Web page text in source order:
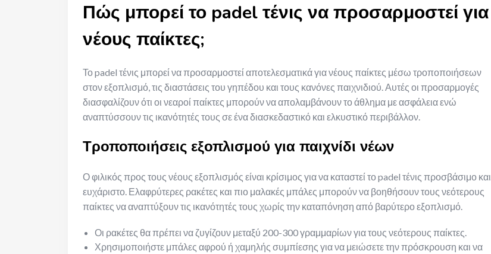
Πώς μπορεί το padel τένις να προσαρμοστεί για
νέους παίκτες;
Το padel τένις μπορεί να προσαρμοστεί αποτελεσματικά για νέους παίκτες μέσω τροποποιήσεων
στον εξοπλισμό, τις διαστάσεις του γηπέδου και τους κανόνες παιχνιδιού. Αυτές οι προσαρμογές
διασφαλίζουν ότι οι νεαροί παίκτες μπορούν να απολαμβάνουν το άθλημα με ασφάλεια ενώ
αναπτύσσουν τις ικανότητές τους σε ένα διασκεδαστικό και ελκυστικό περιβάλλον.
Τροποποιήσεις εξοπλισμού για παιχνίδι νέων
Ο φιλικός προς τους νέους εξοπλισμός είναι κρίσιμος για να καταστεί το padel τένις προσβάσιμο και
ευχάριστο. Ελαφρύτερες ρακέτες και πιο μαλακές μπάλες μπορούν να βοηθήσουν τους νεότερους
παίκτες να αναπτύξουν τις ικανότητές τους χωρίς την καταπόνηση από βαρύτερο εξοπλισμό.
Οι ρακέτες θα πρέπει να ζυγίζουν μεταξύ 200-300 γραμμαρίων για τους νεότερους παίκτες.
Χρησιμοποιήστε μπάλες αφρού ή χαμηλής συμπίεσης για να μειώσετε την πρόσκρουση και να